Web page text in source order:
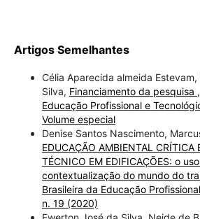
Artigos Semelhantes
Célia Aparecida almeida
Silva, Financiamento da pesquisa ,
Educação Profissional e
Volume especial
Denise Santos Nascimento,
EDUCAÇÃO AMBIENTAL CRÍTICA
TÉCNICO EM EDIFICAÇÕES: o
contextualização do mundo do
Brasileira da Educação
n. 19 (2020)